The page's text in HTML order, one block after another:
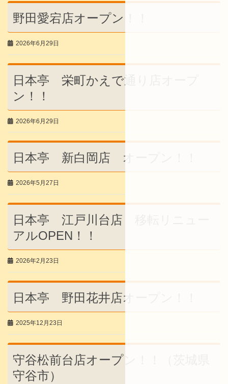
野田愛宕店オープン！！
2026年6月29日
日本亭 栄町かえで通り店オープ
ン！！
2026年6月29日
日本亭 新白岡店 オープン！！
2026年5月27日
日本亭 江戸川台店 移転リニュー
アルOPEN！！
2026年2月23日
日本亭 野田花井店オープン！！
2025年12月23日
守谷松前台店オープン！！（茨城県
守谷市）